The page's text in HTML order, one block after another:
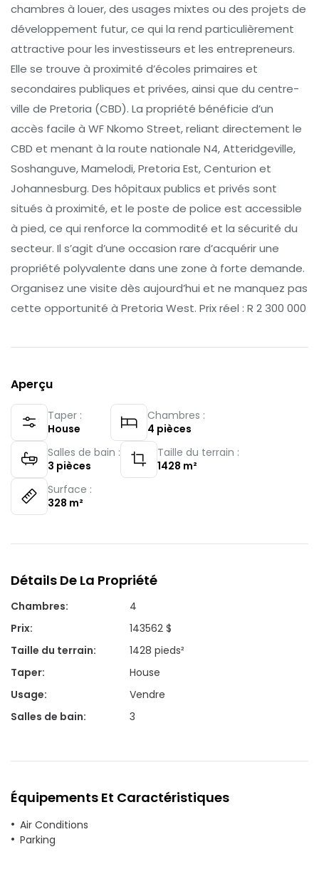
chambres à louer, des usages mixtes ou des projets de
développement futur, ce qui la rend particulièrement
attractive pour les investisseurs et les entrepreneurs.
Elle se trouve à proximité d’écoles primaires et
secondaires publiques et privées, ainsi que du centre-
ville de Pretoria (CBD). La propriété bénéficie d’un
accès facile à WF Nkomo Street, reliant directement le
CBD et menant à la route nationale N4, Atteridgeville,
Soshanguve, Mamelodi, Pretoria Est, Centurion et
Johannesburg. Des hôpitaux publics et privés sont
situés à proximité, et le poste de police est accessible
à pied, ce qui renforce la commodité et la sécurité du
secteur. Il s’agit d’une occasion rare d’acquérir une
propriété polyvalente dans une zone à forte demande.
Organisez une visite dès aujourd’hui et ne manquez pas
cette opportunité à Pretoria West. Prix réel : R 2 300 000
Aperçu
Taper :
House
Chambres :
4 pièces
Salles de bain :
3 pièces
Taille du terrain :
1428 m²
Surface :
328 m²
Détails De La Propriété
Chambres:
4
Prix:
143562 $
Taille du terrain:
1428 pieds²
Taper:
House
Usage:
Vendre
Salles de bain: 3
Équipements Et Caractéristiques
Air Conditions
Parking